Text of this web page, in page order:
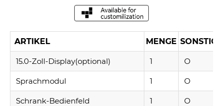
ARTIKEL MENGE
15.0-Zoll-Display(optional) 1 O
Sprachmodul 1 O
Schrank-Bedienfeld 1 O